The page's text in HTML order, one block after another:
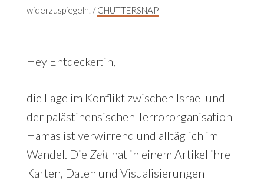
widerzuspiegeln. /CHUTTERSNAP
Hey Entdecker:in,
die Lage im Konflikt zwischen Israel und
der palästinensischen Terrororganisation
Hamas ist verwirrend und alltäglich im
Wandel. Die Zeithat in einem Artikel ihre
Karten, Daten und Visualisierungen